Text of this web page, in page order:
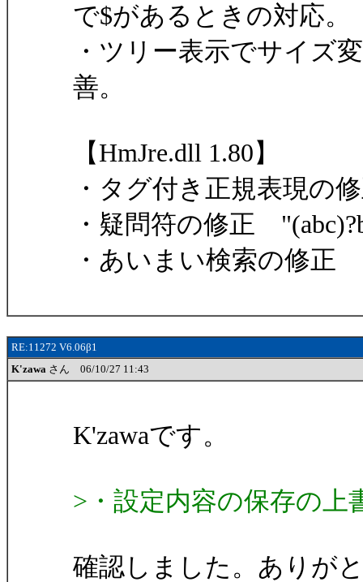
で$があるときの対応。
・ツリー表示でサイズ
善。
【HmJre.dll 1.80】
・タグ付き正規表現の
・疑問符の修正
・あいまい検索の修正
RE:11272 V6.06β1
K'zawa さん 06/10/27 11:43
K'zawaです。
>・設定内容の保存の上
確認しました。ありが